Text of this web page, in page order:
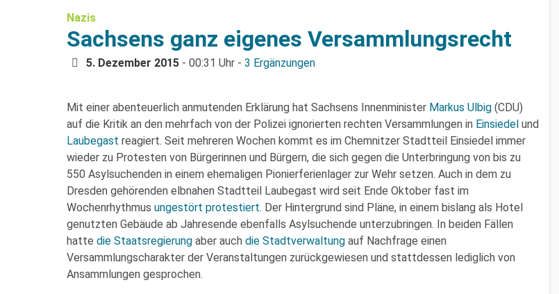
Nazis
Sachsens ganz eigenes Versammlungsrecht
5. Dezember 2015 - 00:31 Uhr - 3 Ergänzungen
Mit einer abenteuerlich anmutenden Erklärung hat Sachsens Innenminister Markus Ulbig (CDU)
auf die Kritik an den mehrfach von der Polizei ignorierten rechten Versammlungen in Einsiedel und
Laubegast reagiert. Seit mehreren Wochen kommt es im Chemnitzer Stadtteil Einsiedel immer
wieder zu Protesten von Bürgerinnen und Bürgern, die sich gegen die Unterbringung von bis zu
550 Asylsuchenden in einem ehemaligen Pionierferienlager zur Wehr setzen. Auch in dem zu
Dresden gehörenden elbnahen Stadtteil Laubegast wird seit Ende Oktober fast im
Wochenrhythmus ungestört protestiert. Der Hintergrund sind Pläne, in einem bislang als Hotel
genutzten Gebäude ab Jahresende ebenfalls Asylsuchende unterzubringen. In beiden Fällen
hatte die Staatsregierung aber auch die Stadtverwaltung auf Nachfrage einen
Versammlungscharakter der Veranstaltungen zurückgewiesen und stattdessen lediglich von
Ansammlungen gesprochen.